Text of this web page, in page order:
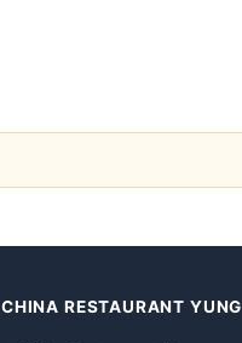
CHINA RESTAURANT YUNG